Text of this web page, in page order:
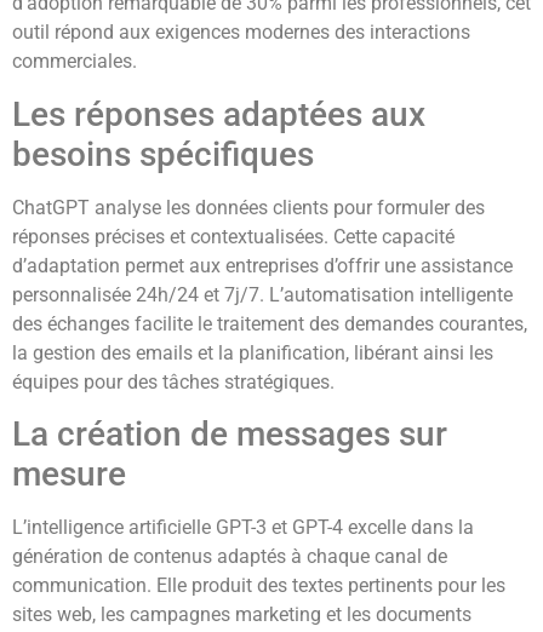
outil répond aux exigences modernes des interactions
commerciales.
Les réponses adaptées aux
besoins spécifiques
ChatGPT analyse les données clients pour formuler des
réponses précises et contextualisées. Cette capacité
d’adaptation permet aux entreprises d’offrir une assistance
personnalisée 24h/24 et 7j/7. L’automatisation intelligente
des échanges facilite le traitement des demandes courantes,
la gestion des emails et la planification, libérant ainsi les
équipes pour des tâches stratégiques.
La création de messages sur
mesure
L’intelligence artificielle GPT-3 et GPT-4 excelle dans la
génération de contenus adaptés à chaque canal de
communication. Elle produit des textes pertinents pour les
sites web, les campagnes marketing et les documents